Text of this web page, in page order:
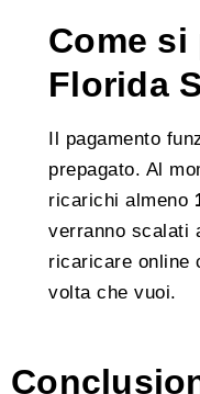
Come si
Florida
Il pagamento
prepagato. Al
ricarichi almeno
verranno scalati
ricaricare online
volta che vuoi.